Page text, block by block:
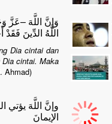
وَإِنَّ اللَّهَ –عَزَّ
اللَّهُ الدِّينَ فَقَدْ
Dia cintai dan
cintai. Maka
Ahmad)
وإنَّ اللَّهَ يؤتي
الإيمانَ